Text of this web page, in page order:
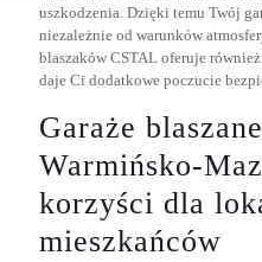
uszkodzenia. Dzięki temu Twój
niezależnie od warunków
blaszaków CSTAL oferuje
daje Ci dodatkowe poczucie
Garaże
Warmińsko-
korzyści dla
mieszkańców